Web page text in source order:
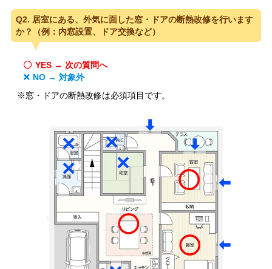
Q2. 居室にある、外気に面した窓・ドアの断熱改修を行います
か？（例：内窓設置、ドア交換など）
YES → 次の質問へ
NO → 対象外
※窓・ドアの断熱改修は必須項目です。